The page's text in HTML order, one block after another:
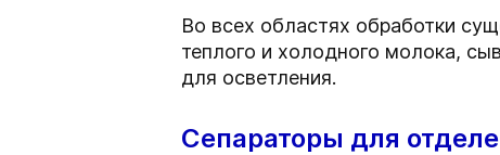
Во всех областях обработки
теплого и холодного молока,
для осветления.
Сепараторы для